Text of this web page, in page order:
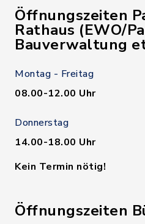
Öffnungszeiten
Rathaus (EWO/
Bauverwaltung
Montag - Freitag
08.00-12.00 Uhr
Donnerstag
14.00-18.00 Uhr
Kein Termin nötig!
Öffnungszeiten